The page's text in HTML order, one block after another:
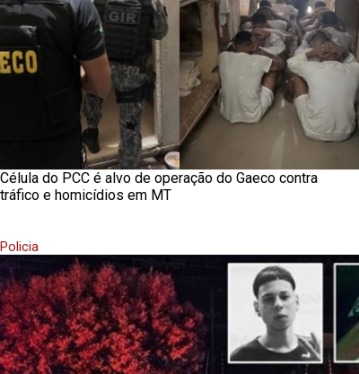
Célula do PCC é alvo de operação do Gaeco contra
tráfico e homicídios em MT
Policia